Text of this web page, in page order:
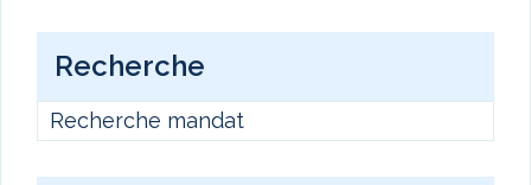
Recherche
Recherche mandat